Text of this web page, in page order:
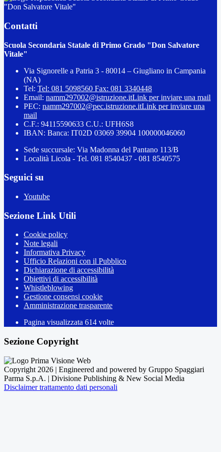
"Don Salvatore Vitale"
Contatti
Scuola Secondaria Statale di Primo Grado "Don Salvatore
Vitale"
Via Signorelle a Patria 3 - 80014 – Giugliano in Campania
(NA)
Tel: Tel: 081 5098560 Fax: 081 3340448
Email: namm297002@istruzione.itLink per inviare una mail
PEC: namm297002@pec.istruzione.itLink per inviare una
mail
C.F.: 94115590633 C.U.: UFH6S8
IBAN: Banca: IT02D 03069 39904 100000046060
Sede succursale: Via Madonna del Pantano 113/B
Località Licola - Tel. 081 8540437 - 081 8540575
Seguici su
Youtube
Sezione Link Utili
Cookie policy
Note legali
Informativa Privacy
Ufficio Relazioni con il Pubblico
Dichiarazione di accessibilità
Obiettivi di accessibilità
Whistleblowing
Gestione consensi cookie
Amministrazione trasparente
Pagina visualizzata 614 volte
Sezione Copyright
Copyright 2026 | Engineered and powered by Gruppo Spaggiari
Parma S.p.A. | Divisione Publishing & New Social Media
Disclaimer trattamento dati personali